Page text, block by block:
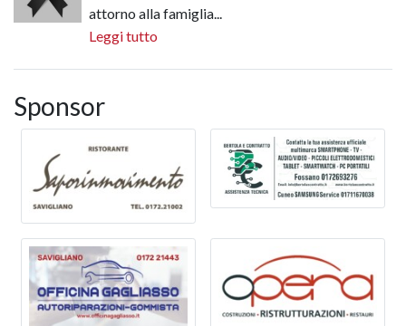
attorno alla famiglia...
Leggi tutto
Sponsor